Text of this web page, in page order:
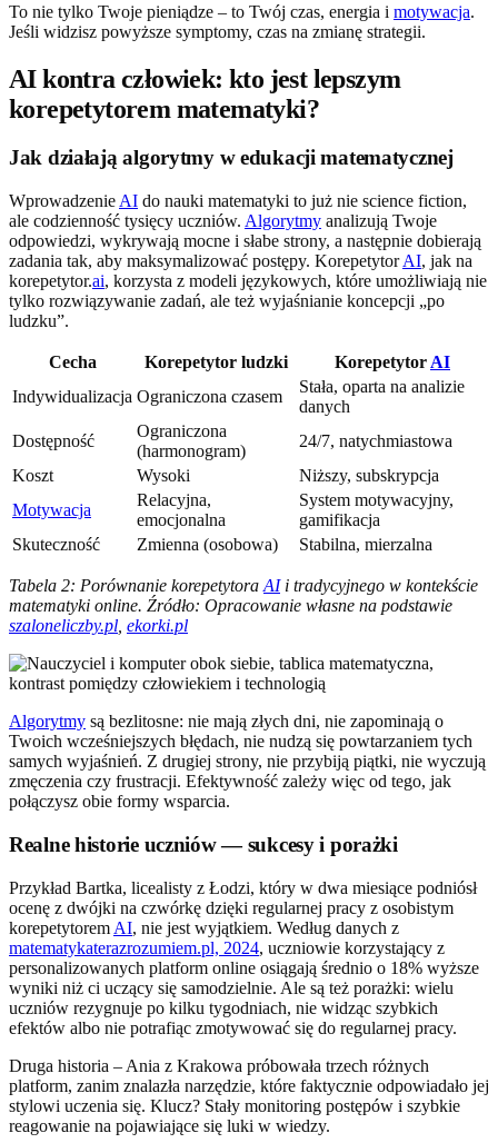
To nie tylko Twoje pieniądze – to Twój czas, energia i motywacja.
Jeśli widzisz powyższe symptomy, czas na zmianę strategii.
AI kontra człowiek: kto jest lepszym
korepetytorem matematyki?
Jak działają algorytmy w edukacji matematycznej
Wprowadzenie AI do nauki matematyki to już nie science fiction,
ale codzienność tysięcy uczniów. Algorytmy analizują Twoje
odpowiedzi, wykrywają mocne i słabe strony, a następnie dobierają
zadania tak, aby maksymalizować postępy. KorepetytorAI, jak na
korepetytor.ai, korzysta z modeli językowych, które umożliwiają nie
tylko rozwiązywanie zadań, ale też wyjaśnianie koncepcji „po
ludzku”.
Cecha Korepetytor ludzki Korepetytor AI
Indywidualizacja Ograniczona czasem
Stała, oparta na analizie
danych
Dostępność
Ograniczona
(harmonogram)
24/7, natychmiastowa
Koszt
Wysoki
Niższy, subskrypcja
Motywacja
Relacyjna,
emocjonalna
System motywacyjny,
gamifikacja
Skuteczność
Zmienna (osobowa) Stabilna, mierzalna
Tabela 2: Porównanie korepetytora AIi tradycyjnego w kontekście
matematyki online. Źródło: Opracowanie własne na podstawie
szaloneliczby.pl ekorki.pl
Algorytmy są bezlitosne: nie mają złych dni, nie zapominają o
Twoich wcześniejszych błędach, nie nudzą się powtarzaniem tych
samych wyjaśnień. Z drugiej strony, nie przybiją piątki, nie wyczują
zmęczenia czy frustracji. Efektywność zależy więc od tego, jak
połączysz obie formy wsparcia.
Realne historie uczniów — sukcesy i porażki
Przykład Bartka, licealisty z Łodzi, który w dwa miesiące podniósł
ocenę z dwójki na czwórkę dzięki regularnej pracy z osobistym
korepetytorem AI, nie jest wyjątkiem. Według danych z
matematykaterazrozumiem.pl, 2024, uczniowie korzystający z
personalizowanych platform online osiągają średnio o 18% wyższe
wyniki niż ci uczący się samodzielnie. Ale są też porażki: wielu
uczniów rezygnuje po kilku tygodniach, nie widząc szybkich
efektów albo nie potrafiąc zmotywować się do regularnej pracy.
Druga historia – Ania z Krakowa próbowała trzech różnych
platform, zanim znalazła narzędzie, które faktycznie odpowiadało jej
stylowi uczenia się. Klucz? Stały monitoring postępów i szybkie
reagowanie na pojawiające się luki w wiedzy.